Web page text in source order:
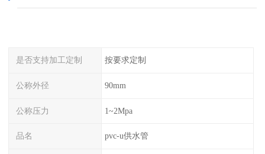
是否支持加工定制 按要求定制
公称外径 90mm
公称压力 1~2Mpa
品名 pvc-u供水管